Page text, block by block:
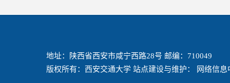
地址：陕西省西安市咸宁西路28号 邮编：710049
版权所有：西安交通大学 站点建设与维护： 网络信息